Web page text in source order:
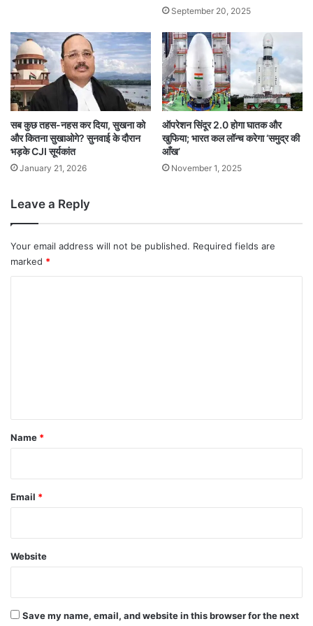
September 20, 2025
सब कुछ तहस-नहस कर दिया, सुखना को
और कितना सुखाओगे? सुनवाई के दौरान
भड़के CJI सूर्यकांत
January 21, 2026
ऑपरेशन सिंदूर 2.0 होगा घातक और
खुफिया; भारत कल लॉन्च करेगा ‘समुद्र की
आँख’
November 1, 2025
Leave a Reply
Your email address will not be published. Required fields are
marked *
*
Name *
Email *
Website
Save my name, email, and website in this browser for the next